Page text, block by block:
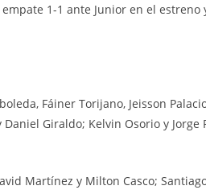
1-1 ante Junior en el estreno
Fáiner Torijano, Jeisson
Giraldo; Kelvin Osorio y Jorge
Martínez y Milton Casco;